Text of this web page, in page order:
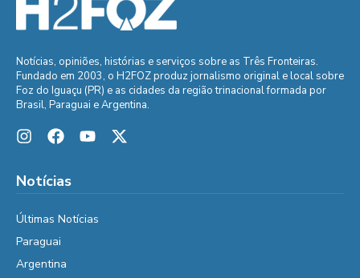
Notícias, opiniões, histórias e serviços sobre as Três Fronteiras.
Fundado em 2003, o H2FOZ produz jornalismo original e local sobre
Foz do Iguaçu (PR) e as cidades da região trinacional formada por
Brasil, Paraguai e Argentina.
Notícias
Últimas Notícias
Paraguai
Argentina